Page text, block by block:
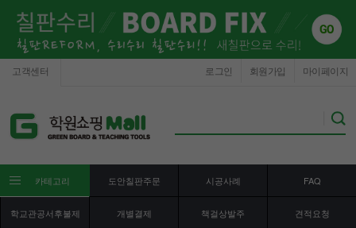
고객센터 마이페이지
회원가입
로그인
카테고리 도안칠판주문 시공사례 FAQ
학교관공서후불제 개별결제 책걸상발주 견적요청